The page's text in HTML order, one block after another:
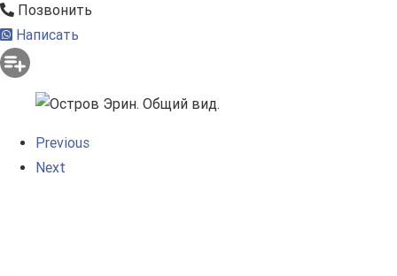
Позвонить
Написать
Previous
Next